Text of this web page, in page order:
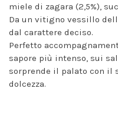
miele di zagara (2,5%),
Da un vitigno vessillo
dal carattere deciso.
Perfetto
sapore più intenso, sui
sorprende il palato con il
dolcezza.